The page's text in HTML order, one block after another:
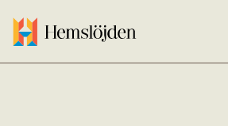
innehållet